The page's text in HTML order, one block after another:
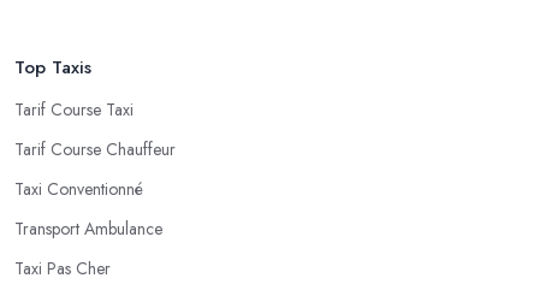
Top Taxis
Tarif Course Taxi
Tarif Course Chauffeur
Taxi Conventionné
Transport Ambulance
Taxi Pas Cher